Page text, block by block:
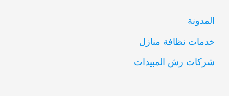
ن
المدونة
خدمات نظافة منازل
شركات رش المبيدات